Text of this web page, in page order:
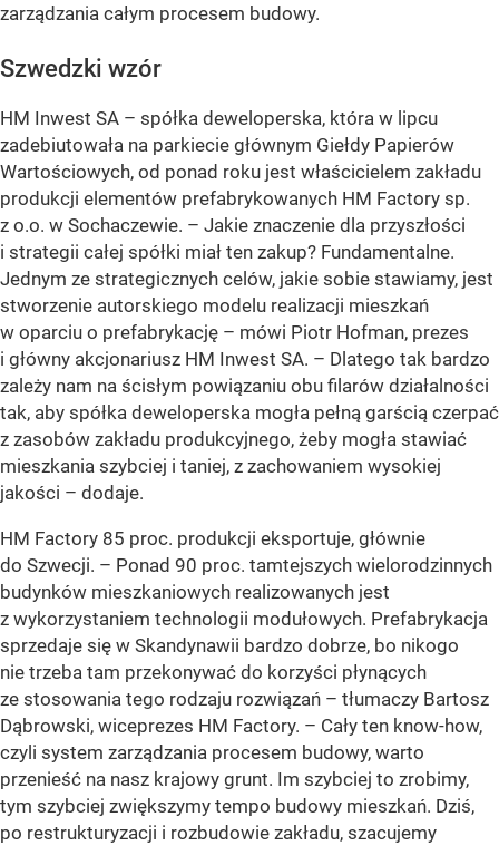
zarządzania całym procesem budowy.
Szwedzki wzór
HM Inwest SA – spółka deweloperska, która w lipcu
zadebiutowała na parkiecie głównym Giełdy Papierów
Wartościowych, od ponad roku jest właścicielem zakładu
produkcji elementów prefabrykowanych HM Factory sp.
z o.o. w Sochaczewie. – Jakie znaczenie dla przyszłości
i strategii całej spółki miał ten zakup? Fundamentalne.
Jednym ze strategicznych celów, jakie sobie stawiamy, jest
stworzenie autorskiego modelu realizacji mieszkań
w oparciu o prefabrykację – mówi Piotr Hofman, prezes
i główny akcjonariusz HM Inwest SA. – Dlatego tak bardzo
zależy nam na ścisłym powiązaniu obu filarów działalności
tak, aby spółka deweloperska mogła pełną garścią czerpać
z zasobów zakładu produkcyjnego, żeby mogła stawiać
mieszkania szybciej i taniej, z zachowaniem wysokiej
jakości – dodaje.
HM Factory 85 proc. produkcji eksportuje, głównie
do Szwecji. – Ponad 90 proc. tamtejszych wielorodzinnych
budynków mieszkaniowych realizowanych jest
z wykorzystaniem technologii modułowych. Prefabrykacja
sprzedaje się w Skandynawii bardzo dobrze, bo nikogo
nie trzeba tam przekonywać do korzyści płynących
ze stosowania tego rodzaju rozwiązań – tłumaczy Bartosz
Dąbrowski, wiceprezes HM Factory. – Cały ten know-how,
czyli system zarządzania procesem budowy, warto
przenieść na nasz krajowy grunt. Im szybciej to zrobimy,
tym szybciej zwiększymy tempo budowy mieszkań. Dziś,
po restrukturyzacji i rozbudowie zakładu, szacujemy